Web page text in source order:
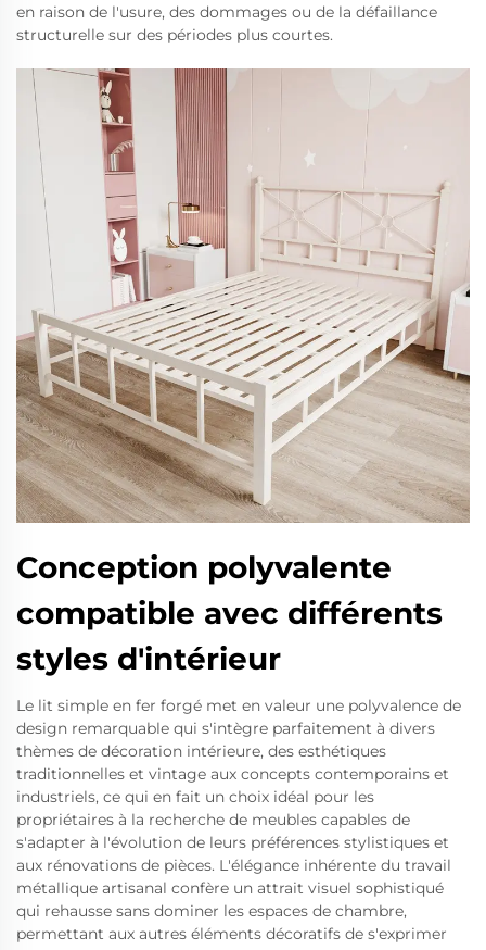
en raison de l'usure, des dommages ou de la défaillance
structurelle sur des périodes plus courtes.
Conception polyvalente
compatible avec différents
styles d'intérieur
Le lit simple en fer forgé met en valeur une polyvalence de
design remarquable qui s'intègre parfaitement à divers
thèmes de décoration intérieure, des esthétiques
traditionnelles et vintage aux concepts contemporains et
industriels, ce qui en fait un choix idéal pour les
propriétaires à la recherche de meubles capables de
s'adapter à l'évolution de leurs préférences stylistiques et
aux rénovations de pièces. L'élégance inhérente du travail
métallique artisanal confère un attrait visuel sophistiqué
qui rehausse sans dominer les espaces de chambre,
permettant aux autres éléments décoratifs de s'exprimer